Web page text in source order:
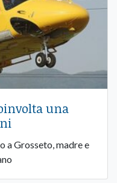
una
a Grosseto, madre e